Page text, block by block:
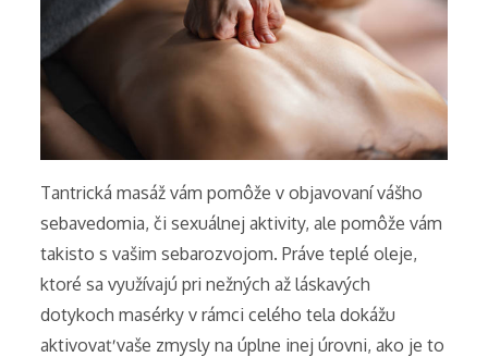
Tantrická masáž vám pomôže v objavovaní vášho
sebavedomia, či sexuálnej aktivity, ale pomôže vám
takisto s vašim sebarozvojom. Práve teplé oleje,
ktoré sa využívajú pri nežných až láskavých
dotykoch masérky v rámci celého tela dokážu
aktivovať vaše zmysly na úplne inej úrovni, ako je to